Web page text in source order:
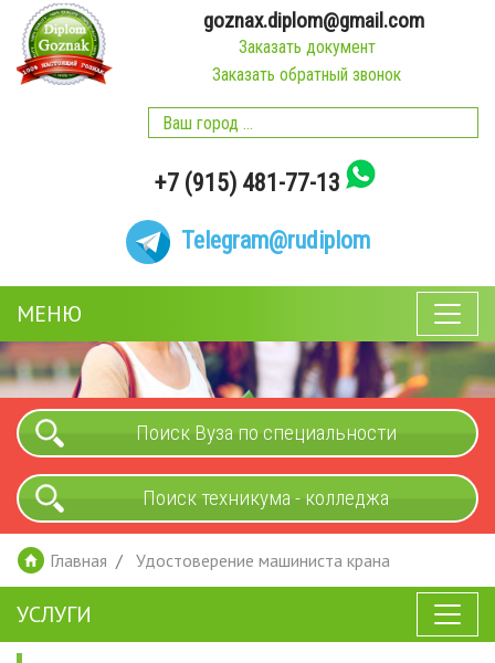
goznax.diplom@gmail.com
Заказать документ
Заказать обратный звонок
+7 (915) 481-77-13
Telegram@rudiplom
МЕНЮ
Поиск Вуза по специальности
Поиск техникума - колледжа
Главная Удостоверение машиниста крана
УСЛУГИ